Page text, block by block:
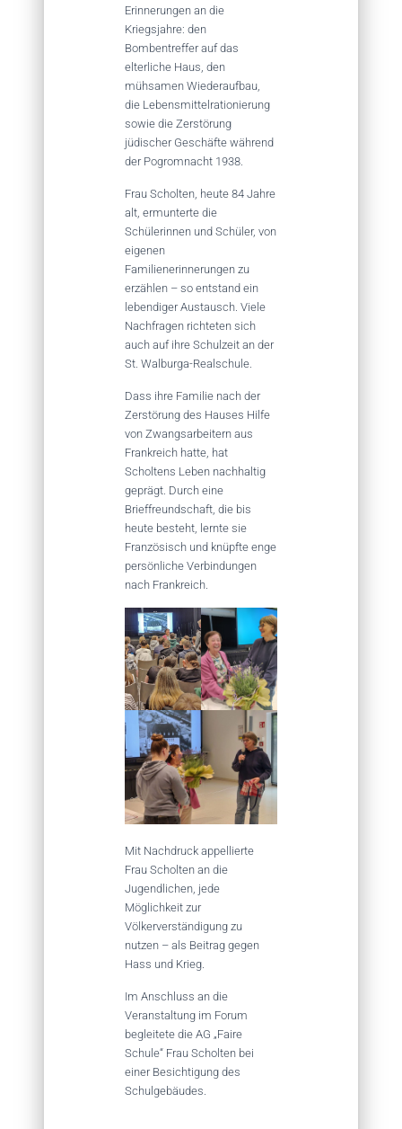
Erinnerungen an die
Kriegsjahre: den
Bombentreffer auf das
elterliche Haus, den
mühsamen Wiederaufbau,
die Lebensmittelrationierung
sowie die Zerstörung
jüdischer Geschäfte während
der Pogromnacht 1938.
Frau Scholten, heute 84 Jahre
alt, ermunterte die
Schülerinnen und Schüler, von
eigenen
Familienerinnerungen zu
erzählen – so entstand ein
lebendiger Austausch. Viele
Nachfragen richteten sich
auch auf ihre Schulzeit an der
St. Walburga-Realschule.
Dass ihre Familie nach der
Zerstörung des Hauses Hilfe
von Zwangsarbeitern aus
Frankreich hatte, hat
Scholtens Leben nachhaltig
geprägt. Durch eine
Brieffreundschaft, die bis
heute besteht, lernte sie
Französisch und knüpfte enge
persönliche Verbindungen
nach Frankreich.
Mit Nachdruck appellierte
Frau Scholten an die
Jugendlichen, jede
Möglichkeit zur
Völkerverständigung zu
nutzen – als Beitrag gegen
Hass und Krieg.
Im Anschluss an die
Veranstaltung im Forum
begleitete die AG „Faire
Schule“ Frau Scholten bei
einer Besichtigung des
Schulgebäudes.